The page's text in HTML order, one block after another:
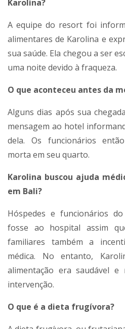
Karolina?
A equipe do resort foi
alimentares de Karolina e
sua saúde. Ela chegou a ser
uma noite devido à fraqueza.
O que aconteceu antes da
Alguns dias após sua
mensagem ao hotel
dela. Os funcionários
morta em seu quarto.
Karolina buscou ajuda
em Bali?
Hóspedes e funcionários
fosse ao hospital assim
familiares também a
médica. No entanto,
alimentação era saudável e
intervenção.
O que é a dieta frugívora?